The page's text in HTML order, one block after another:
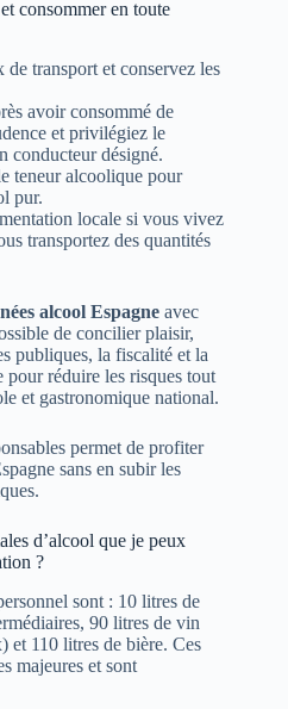
consommer en toute
de transport et conservez les
avoir consommé de
et privilégiez le
conducteur désigné.
teneur alcoolique pour
pur.
locale si vous vivez
transportez des quantités
alcool Espagne avec
de concilier plaisir,
publiques, la fiscalité et la
pour réduire les risques tout
et gastronomique national.
permet de profiter
sans en subir les
d’alcool que je peux
?
sont : 10 litres de
90 litres de vin
et 110 litres de bière. Ces
majeures et sont